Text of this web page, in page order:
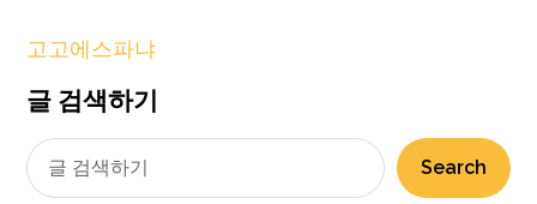
고고에스파냐
글 검색하기
Search